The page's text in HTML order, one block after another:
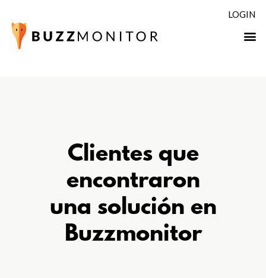
LOGIN
Clientes que
encontraron
una solución en
Buzzmonitor